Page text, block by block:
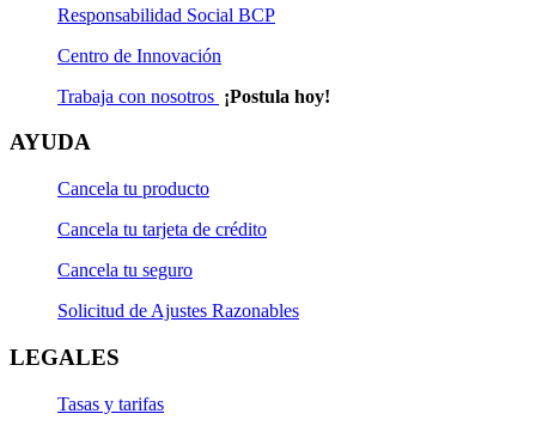
Responsabilidad Social BCP
Centro de Innovación
Trabaja con nosotros ¡Postula hoy!
AYUDA
Cancela tu producto
Cancela tu tarjeta de crédito
Cancela tu seguro
Solicitud de Ajustes Razonables
LEGALES
Tasas y tarifas